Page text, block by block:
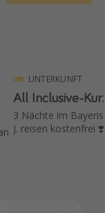
UNTERKUNFT
All Inclusive-
3 Nächte im
J. reisen kostenfrei ❣️